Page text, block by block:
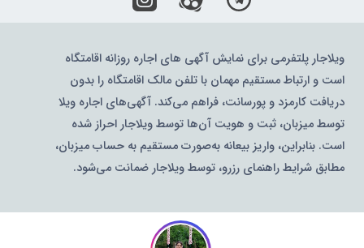
ویلاجار پلتفرمی برای نمایش آگهی های اجاره روزانه اقامتگاه
است و ارتباط مستقیم مهمان با تلفن مالک اقامتگاه را بدون
دریافت کارمزد و پورسانت، فراهم می‌کند. آگهی‌های اجاره ویلا
توسط میزبان، ثبت و هویت آن‌ها توسط ویلاجار احراز شده
است. بنابراین، واریز بیعانه به‌صورت مستقیم به حساب میزبان،
مطابق شرایط راهنمای رزرو، توسط ویلاجار ضمانت می‌شود.